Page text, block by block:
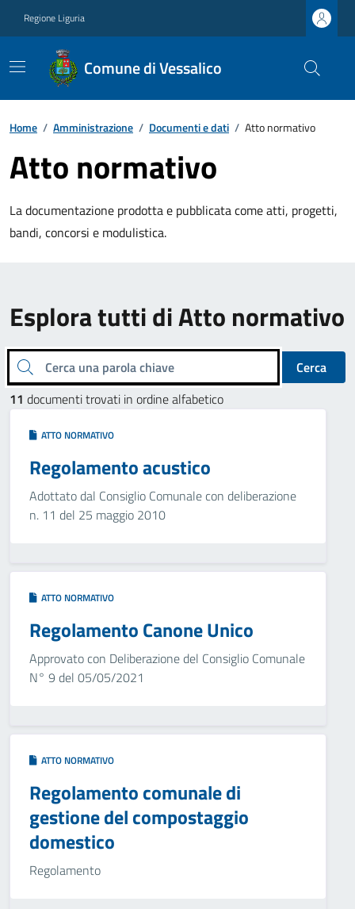
Regione Liguria
Comune di Vessalico
Home / Amministrazione / Documenti e dati / Atto normativo
Atto normativo
La documentazione prodotta e pubblicata come atti, progetti,
bandi, concorsi e modulistica.
Esplora tutti di Atto normativo
Cerca una parola chiave
Cerca
11 documenti trovati in ordine alfabetico
ATTO NORMATIVO
Regolamento acustico
Adottato dal Consiglio Comunale con deliberazione
n. 11 del 25 maggio 2010
ATTO NORMATIVO
Regolamento Canone Unico
Approvato con Deliberazione del Consiglio Comunale
N° 9 del 05/05/2021
ATTO NORMATIVO
Regolamento comunale di
gestione del compostaggio
domestico
Regolamento